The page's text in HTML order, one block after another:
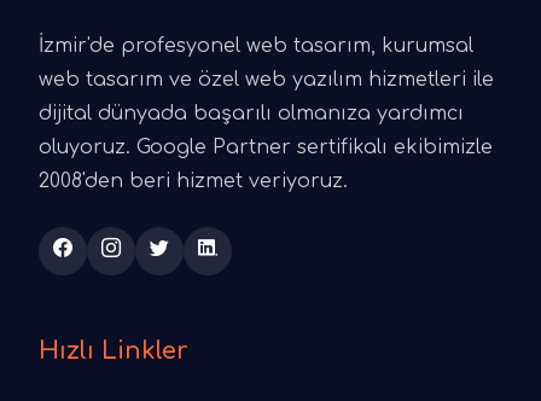
İzmir'de profesyonel web tasarım, kurumsal
web tasarım ve özel web yazılım hizmetleri ile
dijital dünyada başarılı olmanıza yardımcı
oluyoruz. Google Partner sertifikalı ekibimizle
2008'den beri hizmet veriyoruz.
Hızlı Linkler